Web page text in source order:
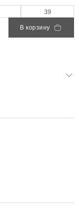
39
В корзину